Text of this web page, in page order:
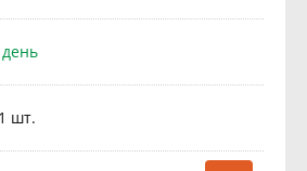
шт.